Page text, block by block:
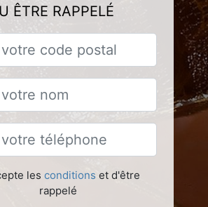
ÊTRE RAPPELÉ
les conditions et d'être
rappelé